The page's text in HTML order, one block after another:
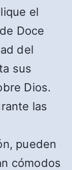
el
Doce
del
sus
Dios.
las
pueden
cómodos